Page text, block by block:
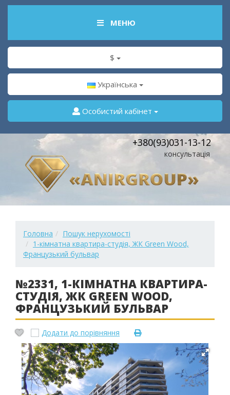
МЕНЮ
$
Українська
Особистий кабінет
+380(93)031-13-12
консультація
Головна
Пошук нерухомості
1-кімнатна квартира-студія, ЖК Green Wood,
Французький бульвар
№2331, 1-КІМНАТНА КВАРТИРА-
СТУДІЯ, ЖК GREEN WOOD,
ФРАНЦУЗЬКИЙ БУЛЬВАР
Додати до порівняння